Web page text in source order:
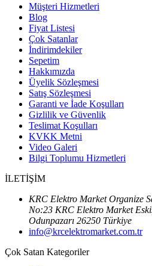
Müşteri Hizmetleri
Blog
Fiyat Listesi
Çok Satanlar
İndirimdekiler
Sepetim
Hakkımızda
Üyelik Sözleşmesi
Satış Sözleşmesi
Garanti ve İade Koşulları
Gizlilik ve Güvenlik
Teslimat Koşulları
KVKK Metni
Video Galeri
Bilgi Toplumu Hizmetleri
İLETİŞİM
KRC Elektro Market Organize
No:23 KRC Elektro Market
Odunpazarı 26250 Türkiye
info@krcelektromarket.com.tr
Çok Satan Kategoriler